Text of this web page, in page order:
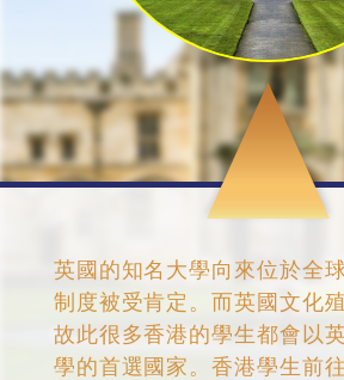
英國的知名大學向來位於全
制度被受肯定。而英國文化
故此很多香港的學生都會以
學的首選國家。香港學生前